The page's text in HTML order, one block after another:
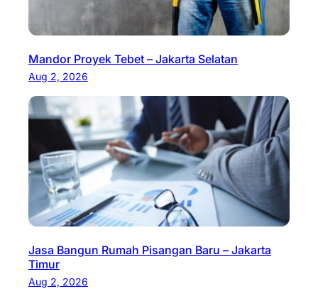
Mandor Proyek Tebet – Jakarta Selatan
Aug 2, 2026
Jasa Bangun Rumah Pisangan Baru – Jakarta
Timur
Aug 2, 2026